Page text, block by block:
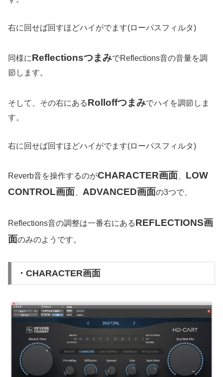
右に回せば回すほどハイがでます(ローパスフィルタ)
同様にReflectionsつまみでReflections音の音量を調
節します。
そして、その右にあるRolloffつまみでハイを調節しま
す。
右に回せば回すほどハイがでます(ローパスフィルタ)
Reverb音を操作するのがCHARACTER画面
LOW
CONTROL画面
ADVANCED画面の3つで、
Reflections音の調整は一番右にあるREFLECTIONS画
面のみのようです。
・CHARACTER画面